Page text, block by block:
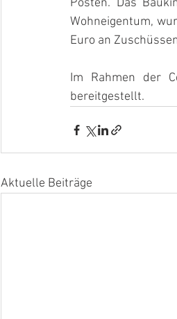
Posten. Das
Wohneigentum,
Euro an
Im Rahmen der
bereitgestellt.
Aktuelle Beiträge